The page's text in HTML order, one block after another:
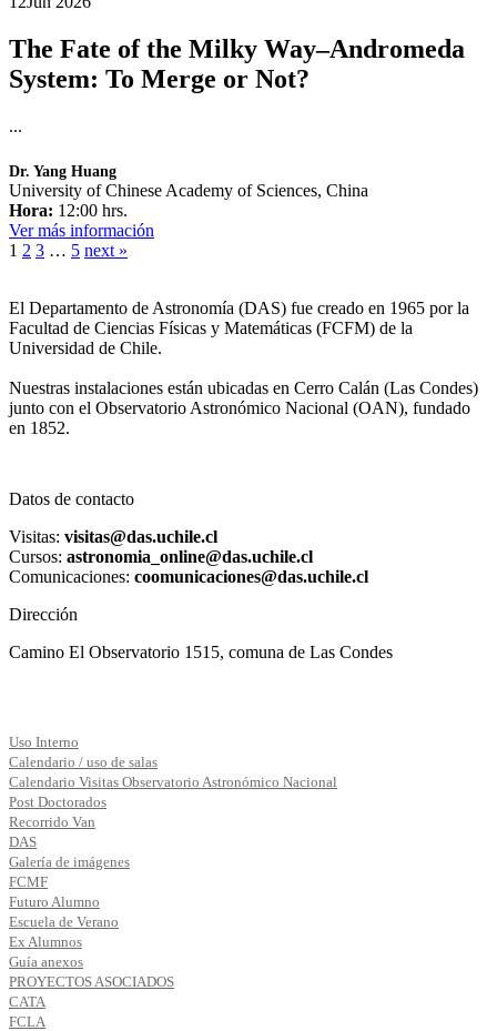
The Fate of the Milky Way–Andromeda
System: To Merge or Not?
...
Dr. Yang Huang
University of Chinese Academy of Sciences, China
Hora: 12:00 hrs.
Ver más información
1 2 3 … 5 next »
El Departamento de Astronomía (DAS) fue creado en 1965 por la
Facultad de Ciencias Físicas y Matemáticas (FCFM) de la
Universidad de Chile.
Nuestras instalaciones están ubicadas en Cerro Calán (Las Condes)
junto con el Observatorio Astronómico Nacional (OAN), fundado
en 1852.
Datos de contacto
Visitas: visitas@das.uchile.cl
Cursos: astronomia_online@das.uchile.cl
Comunicaciones: coomunicaciones@das.uchile.cl
Dirección
Camino El Observatorio 1515, comuna de Las Condes
Uso Interno
Calendario / uso de salas
Calendario Visitas Observatorio Astronómico Nacional
Post Doctorados
Recorrido Van
DAS
Galería de imágenes
FCMF
Futuro Alumno
Escuela de Verano
Ex Alumnos
Guía anexos
PROYECTOS ASOCIADOS
CATA
FCLA